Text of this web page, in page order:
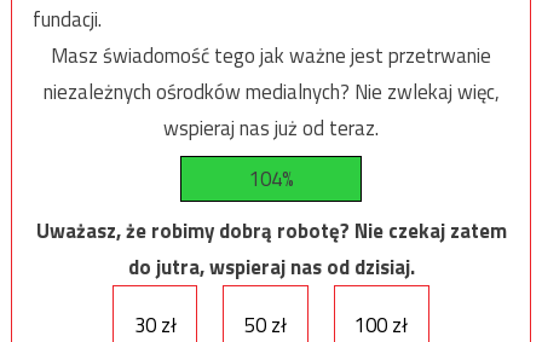
fundacji.
Masz świadomość tego jak ważne jest przetrwanie
niezależnych ośrodków medialnych? Nie zwlekaj więc,
wspieraj nas już od teraz.
104%
Uważasz, że robimy dobrą robotę? Nie czekaj zatem
do jutra, wspieraj nas od dzisiaj.
30 zł
50 zł 100 zł